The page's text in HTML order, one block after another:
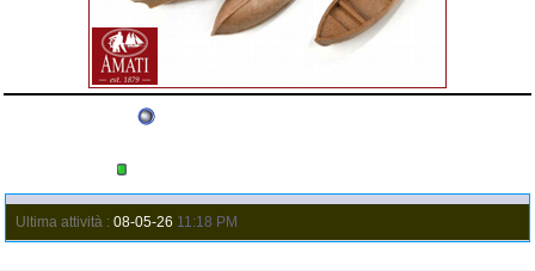
Ultima attività : 08-05-26 11:18 PM